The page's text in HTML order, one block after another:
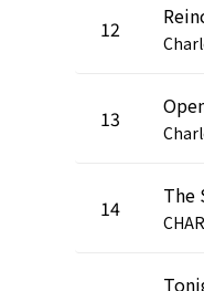
12
13
14